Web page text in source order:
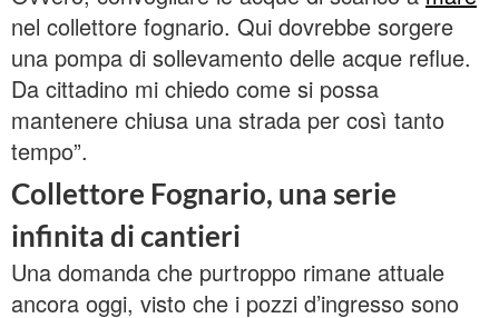
nel collettore fognario. Qui dovrebbe sorgere
una pompa di sollevamento delle acque reflue.
Da cittadino mi chiedo come si possa
mantenere chiusa una strada per così tanto
tempo”.
Collettore Fognario, una serie
infinita di cantieri
Una domanda che purtroppo rimane attuale
ancora oggi, visto che i pozzi d’ingresso sono